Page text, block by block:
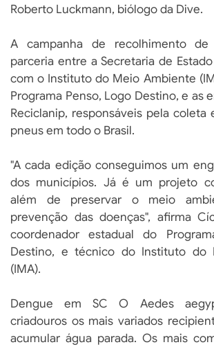
Roberto Luckmann, biólogo da Dive.
A campanha de recolhimento
parceria entre a Secretaria de Estado
com o Instituto do Meio Ambiente
Programa Penso, Logo Destino, e as
Reciclanip, responsáveis pela coleta
pneus em todo o Brasil.
"A cada edição conseguimos um
dos municípios. Já é um projeto
além de preservar o meio
prevenção das doenças", afirma
coordenador estadual do
Destino, e técnico do Instituto do
(IMA).
Dengue em SC O Aedes
criadouros os mais variados
acumular água parada. Os mais